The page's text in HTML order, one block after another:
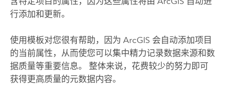
行添加和更新。
使用模板对您很有帮助，因为 ArcGIS 会自动添加项目
的当前属性，从而使您可以集中精力记录数据来源和数
据质量等重要信息。 整体来说，花费较少的努力即可
获得更高质量的元数据内容。